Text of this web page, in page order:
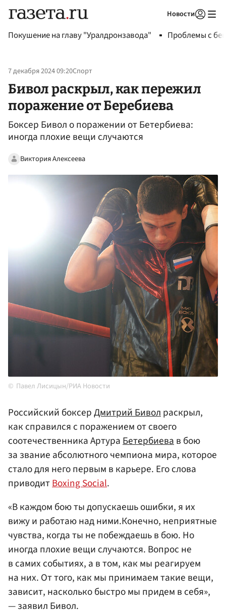
Новости
Покушение на главу "Уралдронзавода" Проблемы с
7 декабря 2024 09:20Спорт
Бивол раскрыл, как пережил
поражение от Беребиева
Боксер Бивол о поражении от Бетербиева:
иногда плохие вещи случаются
Виктория Алексеева
Павел Лисицын/РИА Новости
Российский боксерДмитрий Биволраскрыл,
как справился с поражением от своего
соотечественника АртураБетербиевав бою
за звание абсолютного чемпиона мира, которое
стало для него первым в карьере. Его слова
приводитBoxing Social.
«В каждом бою ты допускаешь ошибки, я их
вижу и работаю над ними.Конечно, неприятные
чувства, когда ты не побеждаешь в бою. Но
иногда плохие вещи случаются. Вопрос не
в самих событиях, а в том, как мы реагируем
на них. От того, как мы принимаем такие вещи,
зависит, насколько быстро мы придем в себя»,
— заявил Бивол.